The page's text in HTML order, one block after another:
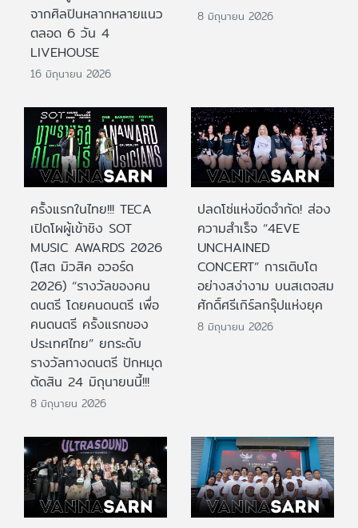
จากศิลปินหลากหลายแนว
ตลอด 6 วัน 4
LIVEHOUSE
16 มิถุนายน 2026
8 มิถุนายน 2026
ครั้งแรกในไทย!!! TECA
เปิดโผผู้เข้าชิง SOT
MUSIC AWARDS 2026
(โสต มิวสิค อวอร์ด
2026) “รางวัลของคน
ดนตรี โดยคนดนตรี เพื่อ
คนดนตรี ครั้งแรกของ
ประเทศไทย” ยกระดับ
รางวัลทางดนตรี ปักหมุด
ตัดสิน 24 มิถุนายนนี้!!!
8 มิถุนายน 2026
ปลดโซ่แห่งขีดจำกัด! ส่อง
ความสำเร็จ “4EVE
UNCHAINED
CONCERT” การเติบโต
อย่างสง่างาม บนสเตจสม
ศักดิ์ศรีเกิร์ลกรุ๊ปแห่งยุค
8 มิถุนายน 2026